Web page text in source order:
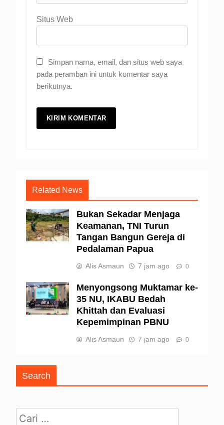
Situs Web
Simpan nama, email, dan situs web saya
pada peramban ini untuk komentar saya
berikutnya.
Related News
Bukan Sekadar Menjaga
Keamanan, TNI Turun
Tangan Bangun Gereja di
Pedalaman Papua
Alis Asmaun 7 jam ago 0
Menyongsong Muktamar ke-
35 NU, IKABU Bedah
Khittah dan Evaluasi
Kepemimpinan PBNU
Alis Asmaun 7 jam ago 0
Search